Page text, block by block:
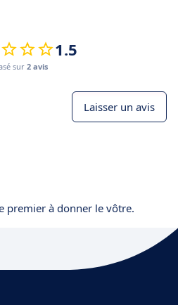
1.5
sur 2 avis
Laisser un avis
premier à donner le vôtre.